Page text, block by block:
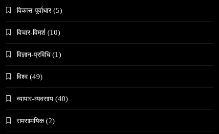
जनकपुरधाममा ‘मधेस प्रादेशिक ललितकला प्रदर्शनी
विकास-पूर्वाधार (5)
विचार-विमर्श (10)
विज्ञान-प्रविधि (1)
विश्व (49)
व्यापार-व्यवसाय (40)
समसामयिक (2)